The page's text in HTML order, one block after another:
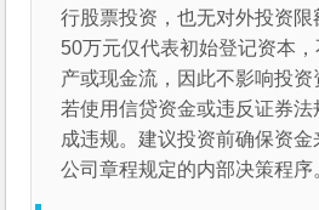
行股票投资，也无对外投资
50万元仅代表初始登记资本
产或现金流，因此不影响投资
若使用信贷资金或违反证券
成违规。建议投资前确保资
公司章程规定的内部决策程序